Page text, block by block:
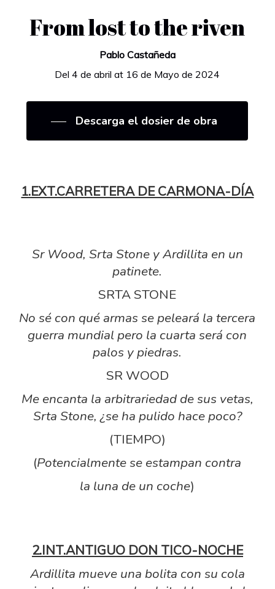
From lost to the riven
Pablo Castañeda
Del 4 de abril at 16 de Mayo de 2024
Descarga el dosier de obra
1.EXT.CARRETERA DE CARMONA-DÍA
Sr Wood, Srta Stone y Ardillita en un
patinete.
SRTA STONE
No sé con qué armas se peleará la tercera
guerra mundial pero la cuarta será con
palos y piedras.
SR WOOD
Me encanta la arbitrariedad de sus vetas,
Srta Stone, ¿se ha pulido hace poco?
(TIEMPO)
(Potencialmente se estampan contra
la luna de un coche)
2.INT.ANTIGUO DON TICO-NOCHE
Ardillita mueve una bolita con su cola